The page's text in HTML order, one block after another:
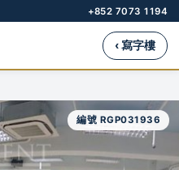
+852 7073 1194
‹ 寫字樓
編號 RGP031936